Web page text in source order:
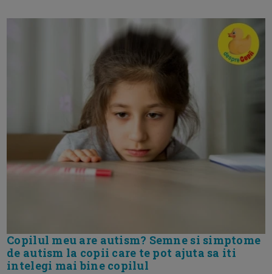
Copilul meu are autism? Semne si simptome
de autism la copii care te pot ajuta sa iti
intelegi mai bine copilul